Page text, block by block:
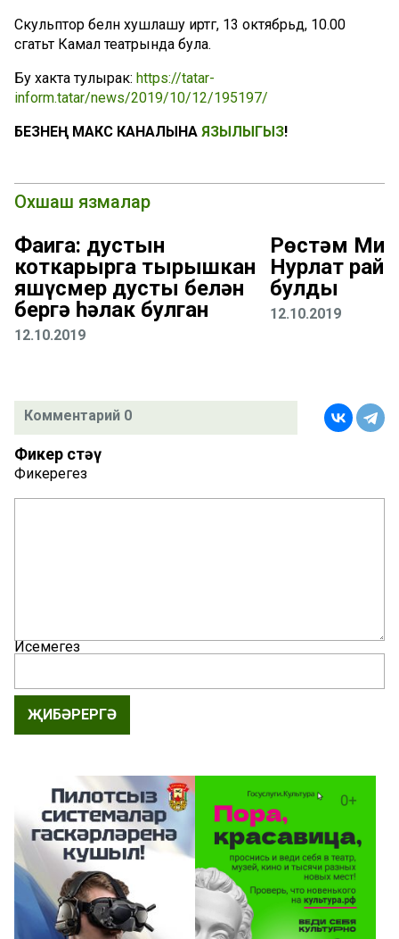
Скульптор белән хушлашу иртәгә, 13 октябрьдә, 10.00
сәгатьтә Камал театрында була.
Бу хакта тулырак: https://tatar-
inform.tatar/news/2019/10/12/195197/
БЕЗНЕҢ МАКС КАНАЛЫНА ЯЗЫЛЫГЫЗ!
Охшаш язмалар
Фаҗига: дустын
коткарырга тырышкан
яшүсмер дусты белән
бергә һәлак булган
12.10.2019
Рөстәм
Нурлат
булды
12.10.2019
Комментарий 0
Фикер өстәү
Фикерегез
Исемегез
ҖИБӘРЕРГӘ